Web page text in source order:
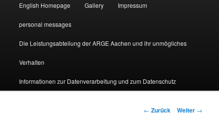
English Homepage Gallery Impressum
personal messages
Die Leistungsabteilung der ARGE Aachen und ihr unmögliches
Verhalten
Informationen zur Datenverarbeitung und zum Datenschutz
Beitragsnavigation
← Zurück Weiter →